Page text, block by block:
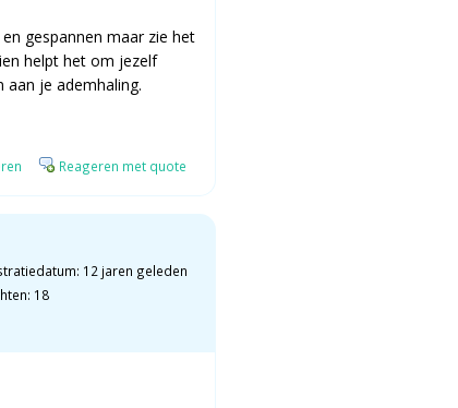
gespannen maar zie het
helpt het om jezelf
je ademhaling.
Reageren met quote
12 jaren geleden
18